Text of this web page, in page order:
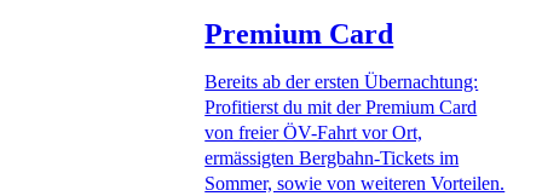
Premium Card
Bereits ab der ersten Übernachtung:
Profitierst du mit der Premium Card
von freier ÖV-Fahrt vor Ort,
ermässigten Bergbahn-Tickets im
Sommer, sowie von weiteren Vorteilen.